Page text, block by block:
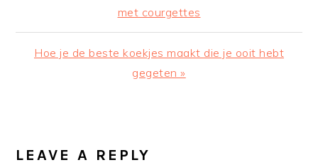
met courgettes
Next
Hoe je de beste koekjes maakt die je ooit hebt
gegeten »
INTERACTIONS
LEAVE A REPLY